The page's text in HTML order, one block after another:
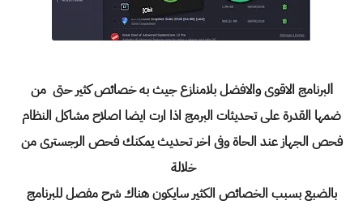
البرنامج الاقوى والافضل بلامنازع جيث به خصائص كثير حتى من
ضمها القدرة على تحديثات البرمج اذا ارت ايضا اصلاح مشاكل النظام
فحص الجهاز عند الحاة وفى اخر تحديث يمكنك فحص الرجسترى من
خلالة
بالضبع بسبب الخصائص الكثير سايكون هناك شرح مفصل للبرنامج